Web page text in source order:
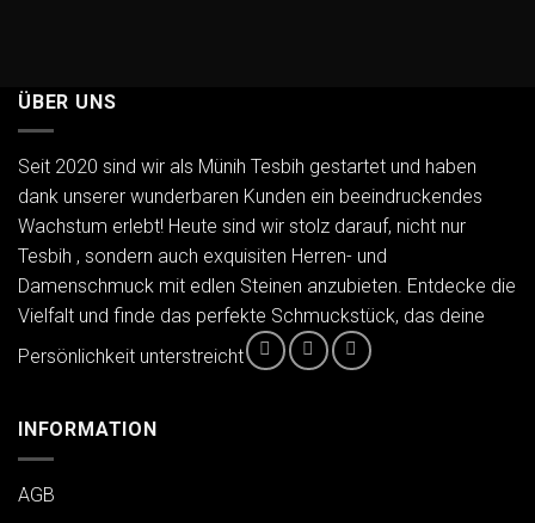
ÜBER UNS
Seit 2020 sind wir als Münih Tesbih gestartet und haben
dank unserer wunderbaren Kunden ein beeindruckendes
Wachstum erlebt! Heute sind wir stolz darauf, nicht nur
Tesbih , sondern auch exquisiten Herren- und
Damenschmuck mit edlen Steinen anzubieten. Entdecke die
Vielfalt und finde das perfekte Schmuckstück, das deine
Persönlichkeit unterstreicht
INFORMATION
AGB